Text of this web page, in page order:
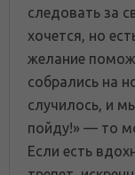
следовать за
хочется, но
желание
собрались на
случилось, и
пойду!» — то
Если есть